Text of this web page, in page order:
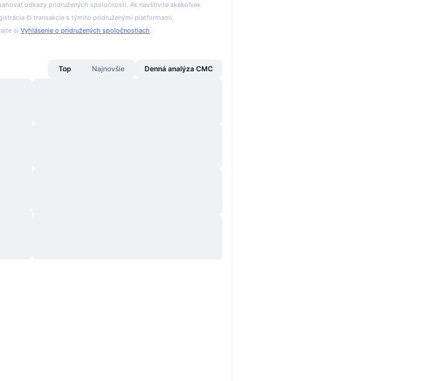
odkazy pridružených spoločností. Ak navštívite akékoľvek
či transakcie s týmito pridruženými platformami,
si Vyhlásenie o pridružených spoločnostiach.
Top Najnovšie Denná analýza CMC